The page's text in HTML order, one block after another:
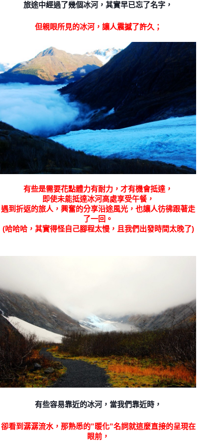
旅途中經過了幾個冰河，其實早已忘了名字，
但親眼所見的冰河，讓人震撼了許久；
有些是需要花點體力有耐力，才有機會抵達，
即使未能抵達冰河高處享受午餐，
遇到折返的旅人，興奮的分享沿途風光，也讓人彷彿跟著走
了一回。
(哈哈哈，其實得怪自己腳程太慢，且我們出發時間太晚了)
有些容易靠近的冰河，當我們靠近時，
卻看到潺潺流水，那熟悉的”暖化”名詞就這麼直接的呈現在
眼前，